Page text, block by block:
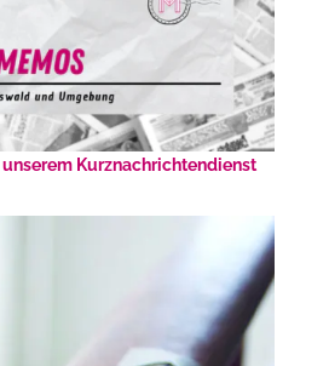
Kurznachrichtendienst